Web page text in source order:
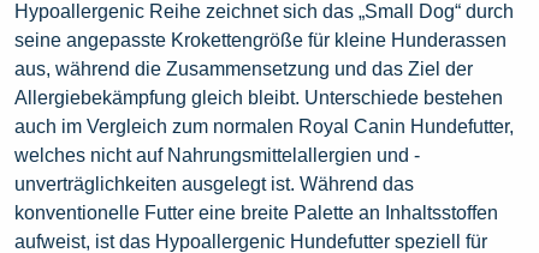
Hypoallergenic Reihe zeichnet sich das „Small Dog“ durch
seine angepasste Krokettengröße für kleine Hunderassen
aus, während die Zusammensetzung und das Ziel der
Allergiebekämpfung gleich bleibt. Unterschiede bestehen
auch im Vergleich zum normalen Royal Canin Hundefutter,
welches nicht auf Nahrungsmittelallergien und -
unverträglichkeiten ausgelegt ist. Während das
konventionelle Futter eine breite Palette an Inhaltsstoffen
aufweist, ist das Hypoallergenic Hundefutter speziell für